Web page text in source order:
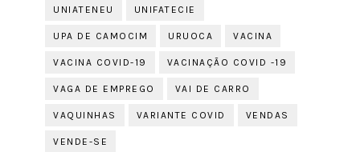
UNIATENEU UNIFATECIE
UPA DE CAMOCIM URUOCA VACINA
VACINA COVID-19 VACINAÇÃO COVID -19
VAGA DE EMPREGO VAI DE CARRO
VAQUINHAS VARIANTE COVID VENDAS
VENDE-SE